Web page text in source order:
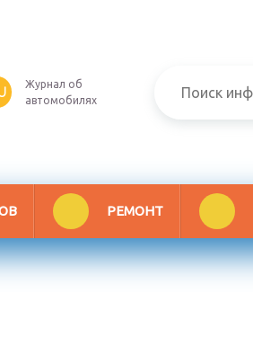
Журнал об
автомобилях
РЕМОНТ